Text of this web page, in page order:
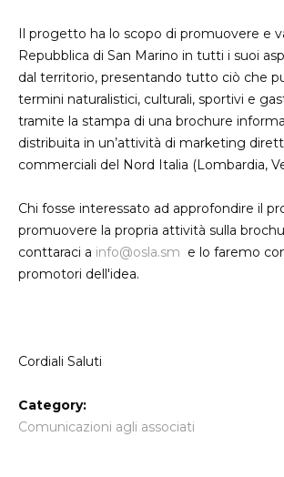
Il progetto ha lo scopo di promuovere e
Repubblica di San Marino in tutti i suoi
dal territorio, presentando tutto ciò che
termini naturalistici, culturali, sportivi e
tramite la stampa di una brochure
distribuita in un’attività di marketing
commerciali del Nord Italia (Lombardia,
Chi fosse interessato ad approfondire il
promuovere la propria attività sulla
conttaraci a info@osla.sm e lo faremo
promotori dell'idea.
Cordiali Saluti
Category:
Comunicazioni agli associati